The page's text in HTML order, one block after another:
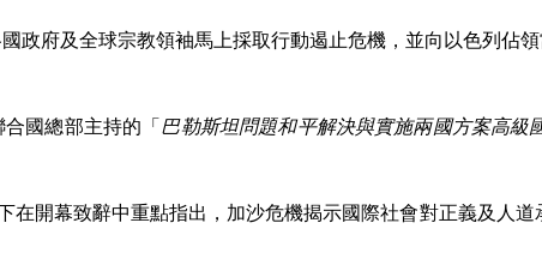
政府及全球宗教領袖馬上採取行動遏止危機，並向以色列佔
國總部主持的「巴勒斯坦問題和平解決與實施兩國方案高級
開幕致辭中重點指出，加沙危機揭示國際社會對正義及人